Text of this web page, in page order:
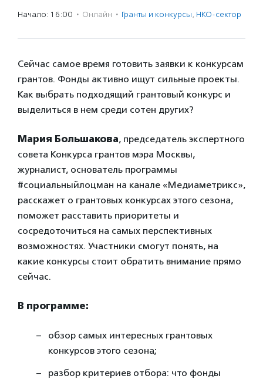
Начало: 16:00 · Онлайн · Гранты и конкурсы, НКО-сектор
Сейчас самое время готовить заявки к конкурсам
грантов. Фонды активно ищут сильные проекты.
Как выбрать подходящий грантовый конкурс и
выделиться в нем среди сотен других?
Мария Большакова, председатель экспертного
совета Конкурса грантов мэра Москвы,
журналист, основатель программы
#социальныйлоцман на канале «Медиаметрикс»,
расскажет о грантовых конкурсах этого сезона,
поможет расставить приоритеты и
сосредоточиться на самых перспективных
возможностях. Участники смогут понять, на
какие конкурсы стоит обратить внимание прямо
сейчас.
В программе:
обзор самых интересных грантовых
конкурсов этого сезона;
разбор критериев отбора: что фонды